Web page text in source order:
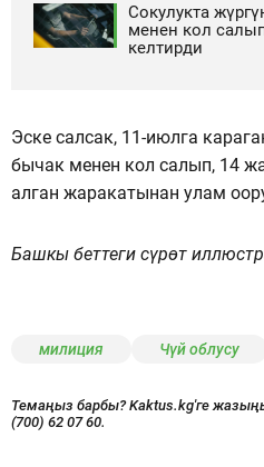
Сокулукта
менен кол
келтирди
Эске салсак, 11-июлга
бычак менен кол салып, 14
алган жаракатынан улам
Башкы беттеги сүрөт
милиция Чүй облусу
Темаңыз барбы? Kaktus.kg'ге
(700) 62 07 60.